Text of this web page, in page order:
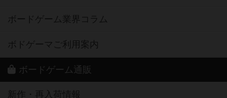
ボードゲーム業界コラム
ボドゲーマご利用案内
ボードゲーム通販
新作・再入荷情報